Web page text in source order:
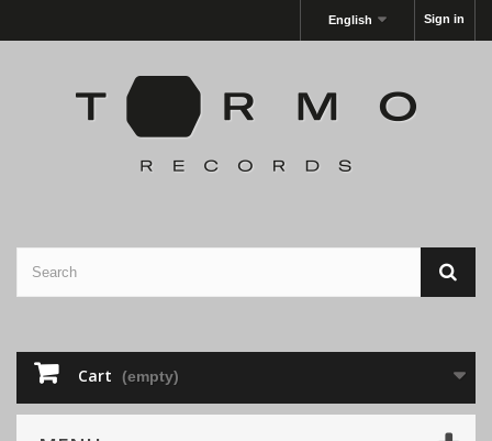
Sign in
English
Cart (empty)